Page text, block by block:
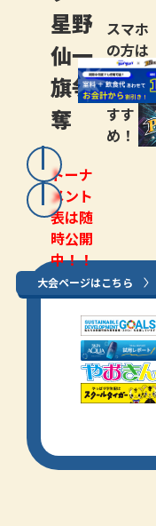
星野
仙一
旗争
奪
トーナ
メント
表は随
時公開
中！！
スマホ
の方は
LINE登
録がお
すす
め！
大会ページはこちら